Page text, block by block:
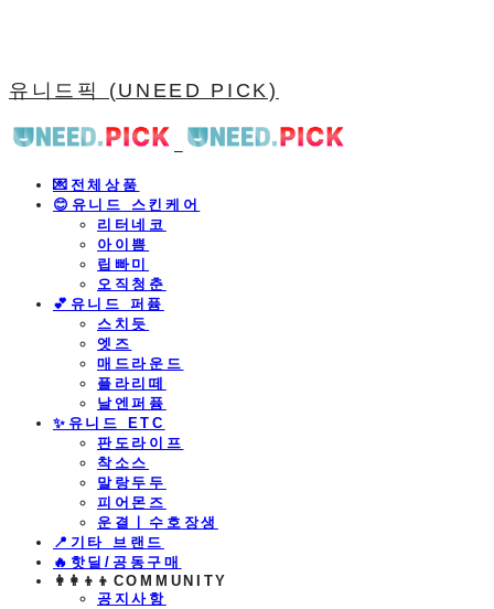
유니드픽 (UNEED PICK)
💌전체상품
😊유니드 스킨케어
리터네코
아이쁨
립빠미
오직청춘
💕유니드 퍼퓸
스치듯
엣즈
매드라운드
플라리떼
날엔퍼퓸
​✨유니드 ETC
판도라이프
착소스
말랑두두
피어몬즈
운결ㅣ수호장생
📍기타 브랜드
🔥핫딜/공동구매
👩‍👩‍👦‍👦COMMUNITY
공지사항